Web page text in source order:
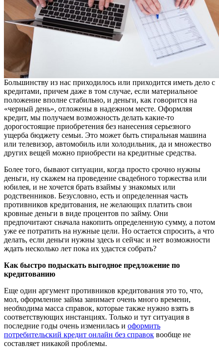
Большинству из нас приходилось или приходится иметь дело с
кредитами, причем даже в том случае, если материальное
положение вполне стабильно, и деньги, как говорится на
«черный день», отложены в надежном месте. Оформляя
кредит, мы получаем возможность делать какие-то
дорогостоящие приобретения без нанесения серьезного
ущерба бюджету семьи. Это может быть стиральная машина
или телевизор, автомобиль или холодильник, да и множество
других вещей можно приобрести на кредитные средства.
Более того, бывают ситуации, когда просто срочно нужны
деньги, ну скажем на проведение свадебного торжества или
юбилея, и не хочется брать взаймы у знакомых или
родственников. Безусловно, есть и определенная часть
противников кредитования, не желающих платить свои
кровные деньги в виде процентов по займу. Они
предпочитают сначала накопить определенную сумму, а потом
уже ее потратить на нужные цели. Но остается спросить, а что
делать, если деньги нужны здесь и сейчас и нет возможности
ждать несколько лет пока их удастся собрать?
Как быстро подыскать выгодное предложение по
кредитованию
Еще один аргумент противников кредитования это то, что,
мол, оформление займа занимает очень много времени,
необходима масса справок, которые также нужно взять в
соответствующих инстанциях. Только и тут ситуация в
последние годы очень изменилась и оформить
потребительский кредит онлайн без справок вообще не
составляет никакой проблемы.